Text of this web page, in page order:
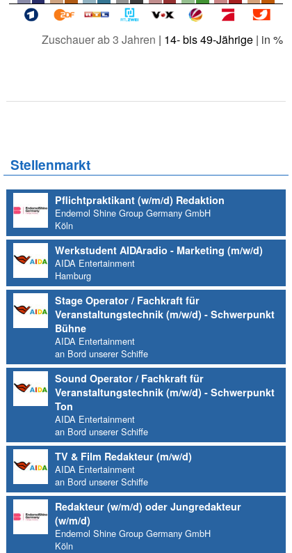
Zuschauer ab 3 Jahren | 14- bis 49-Jährige| in %
Stellenmarkt
Pflichtpraktikant (w/m/d) Redaktion
Endemol Shine Group Germany GmbH
Köln
Werkstudent AIDAradio - Marketing (m/w/d)
AIDA Entertainment
Hamburg
Stage Operator / Fachkraft für
Veranstaltungstechnik (m/w/d) - Schwerpunkt
Bühne
AIDA Entertainment
an Bord unserer Schiffe
Sound Operator / Fachkraft für
Veranstaltungstechnik (m/w/d) - Schwerpunkt
Ton
AIDA Entertainment
an Bord unserer Schiffe
TV & Film Redakteur (m/w/d)
AIDA Entertainment
an Bord unserer Schiffe
Redakteur (w/m/d) oder Jungredakteur
(w/m/d)
Endemol Shine Group Germany GmbH
Köln